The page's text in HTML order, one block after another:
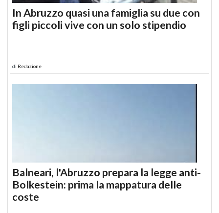
In Abruzzo quasi una famiglia su due con
figli piccoli vive con un solo stipendio
di Redazione
Balneari, l'Abruzzo prepara la legge anti-
Bolkestein: prima la mappatura delle
coste